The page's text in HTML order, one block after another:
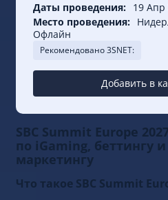
Даты проведения: 19 Апр
Место проведения:
Офлайн
Рекомендовано 3SNET:
Добавить в
SBC Summit Europe
по iGaming, беттингу
маркетингу
Что такое SBC Summit